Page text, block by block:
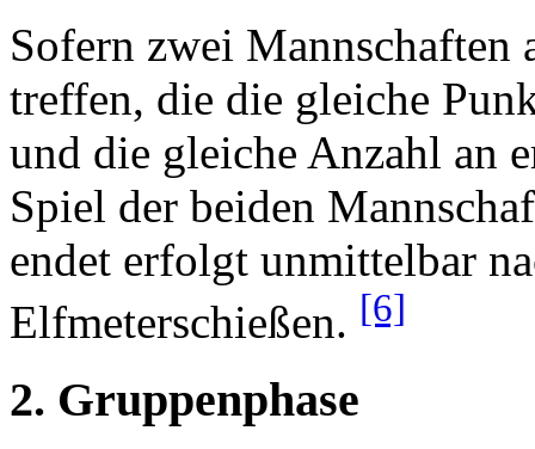
Sofern zwei Mannschaften
treffen, die die gleiche
und die gleiche Anzahl an
Spiel der beiden
endet erfolgt unmittelbar
Elfmeterschießen. [6]
2. Gruppenphase